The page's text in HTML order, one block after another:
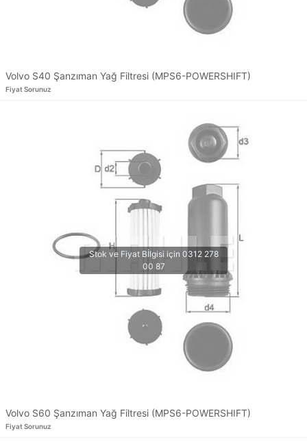
Volvo S40 Şanzıman Yağ Filtresi (MPS6-POWERSHIFT)
Fiyat Sorunuz
Volvo S60 Şanzıman Yağ Filtresi (MPS6-POWERSHIFT)
Fiyat Sorunuz